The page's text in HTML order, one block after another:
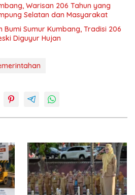
Warisan 206 Tahun yang
Selatan dan Masyarakat
Bumi Sumur Kumbang, Tradisi 206
Diguyur Hujan